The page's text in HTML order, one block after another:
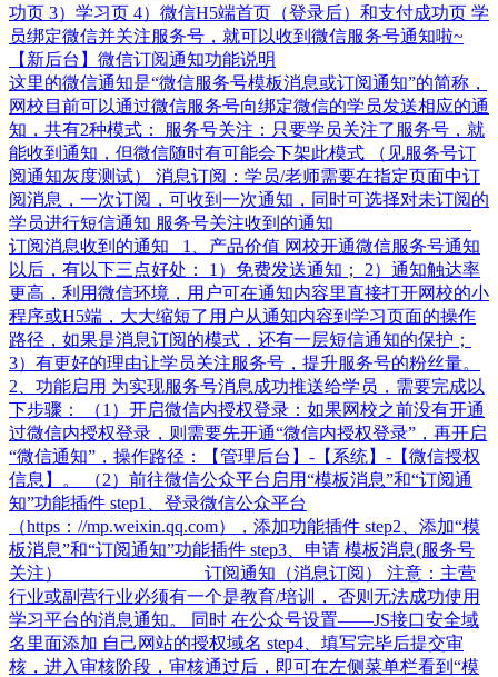
功页 3）学习页 4）微信H5端首页（登录后）和支付成功页 学
员绑定微信并关注服务号，就可以收到微信服务号通知啦~
【新后台】微信订阅通知功能说明
这里的微信通知是“微信服务号模板消息或订阅通知”的简称，
网校目前可以通过微信服务号向绑定微信的学员发送相应的通
知，共有2种模式： 服务号关注：只要学员关注了服务号，就
能收到通知，但微信随时有可能会下架此模式 （见服务号订
阅通知灰度测试） 消息订阅：学员/老师需要在指定页面中订
阅消息，一次订阅，可收到一次通知，同时可选择对未订阅的
学员进行短信通知 服务号关注收到的通知
订阅消息收到的通知 1、产品价值 网校开通微信服务号通知
以后，有以下三点好处： 1）免费发送通知； 2）通知触达率
更高，利用微信环境，用户可在通知内容里直接打开网校的小
程序或H5端，大大缩短了用户从通知内容到学习页面的操作
路径，如果是消息订阅的模式，还有一层短信通知的保护；
3）有更好的理由让学员关注服务号，提升服务号的粉丝量。
2、功能启用 为实现服务号消息成功推送给学员，需要完成以
下步骤： （1）开启微信内授权登录：如果网校之前没有开通
过微信内授权登录，则需要先开通“微信内授权登录”，再开启
“微信通知”，操作路径：【管理后台】-【系统】-【微信授权
信息】。 （2）前往微信公众平台启用“模板消息”和“订阅通
知”功能插件 step1、登录微信公众平台
（https：//mp.weixin.qq.com），添加功能插件 step2、添加“模
板消息”和“订阅通知”功能插件 step3、申请 模板消息(服务号
关注） 订阅通知（消息订阅） 注意：主营
行业或副营行业必须有一个是教育/培训， 否则无法成功使用
学习平台的消息通知。 同时 在公众号设置——JS接口安全域
名里面添加 自己网站的授权域名 step4、填写完毕后提交审
核，进入审核阶段，审核通过后，即可在左侧菜单栏看到“模